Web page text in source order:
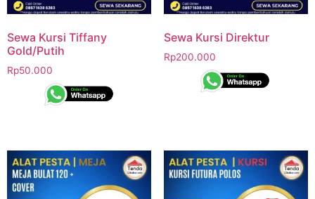
Sewa Kursi Tiffany
Gold/Putih
Rp50.000
Sewa Kursi Direktur
Rp200.000